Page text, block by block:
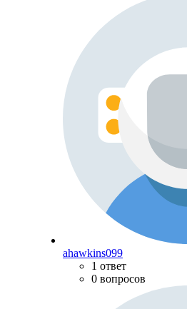
ahawkins099
1 ответ
0 вопросов